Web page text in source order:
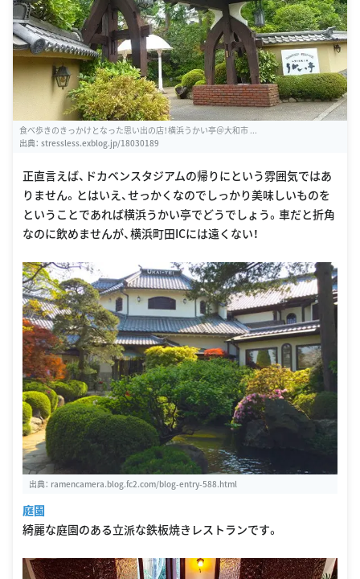
食べ歩きのきっかけとなった思い出の店！横浜うかい亭＠大和市 ...
出典： stressless.exblog.jp/18030189
正直言えば、ドカベンスタジアムの帰りにという雰囲気ではあ
りません。とはいえ、せっかくなのでしっかり美味しいものを
ということであれば横浜うかい亭でどうでしょう。車だと折角
なのに飲めませんが、横浜町田ICには遠くない！
出典： ramencamera.blog.fc2.com/blog-entry-588.html
庭園
綺麗な庭園のある立派な鉄板焼きレストランです。